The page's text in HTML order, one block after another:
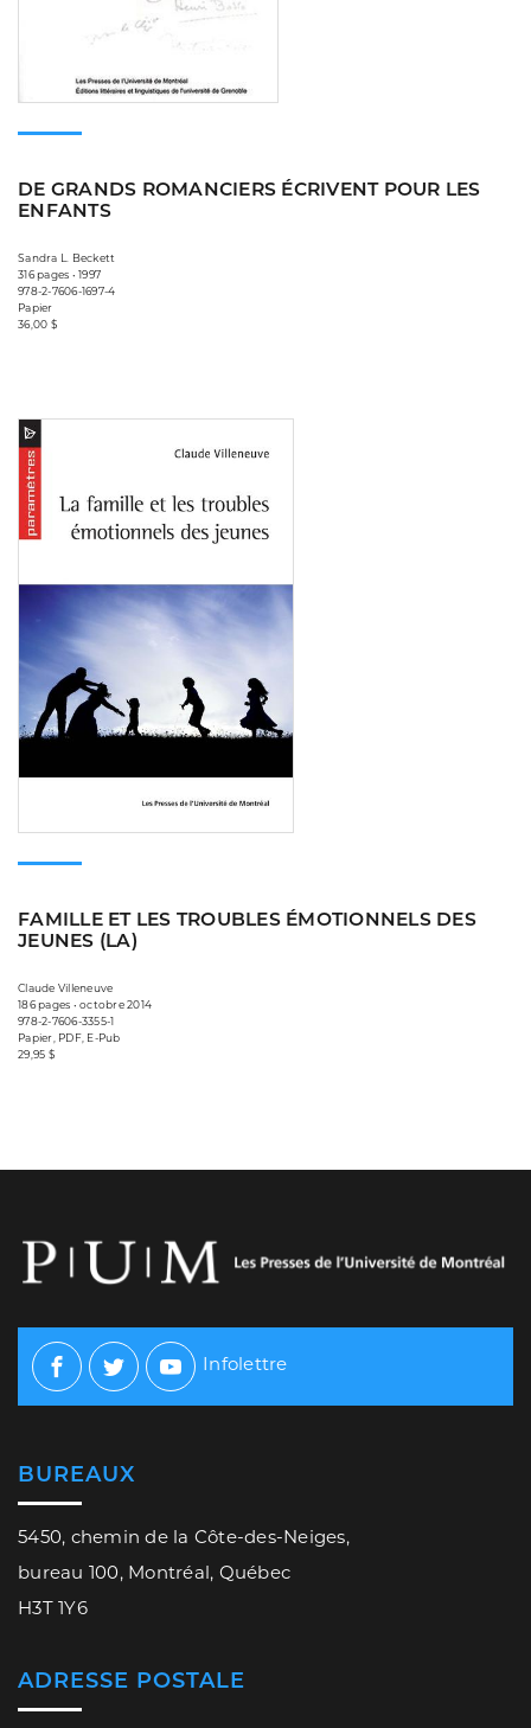
DE GRANDS ROMANCIERS ÉCRIVENT POUR LES
ENFANTS
Sandra L. Beckett
316 pages • 1997
978-2-7606-1697-4
Papier
36,00 $
FAMILLE ET LES TROUBLES ÉMOTIONNELS DES
JEUNES (LA)
Claude Villeneuve
186 pages • octobre 2014
978-2-7606-3355-1
Papier, PDF, E-Pub
29,95 $
Facebook
TwitterYoutube
Infolettre
BUREAUX
5450, chemin de la Côte-des-Neiges,
bureau 100, Montréal, Québec
H3T 1Y6
ADRESSE POSTALE